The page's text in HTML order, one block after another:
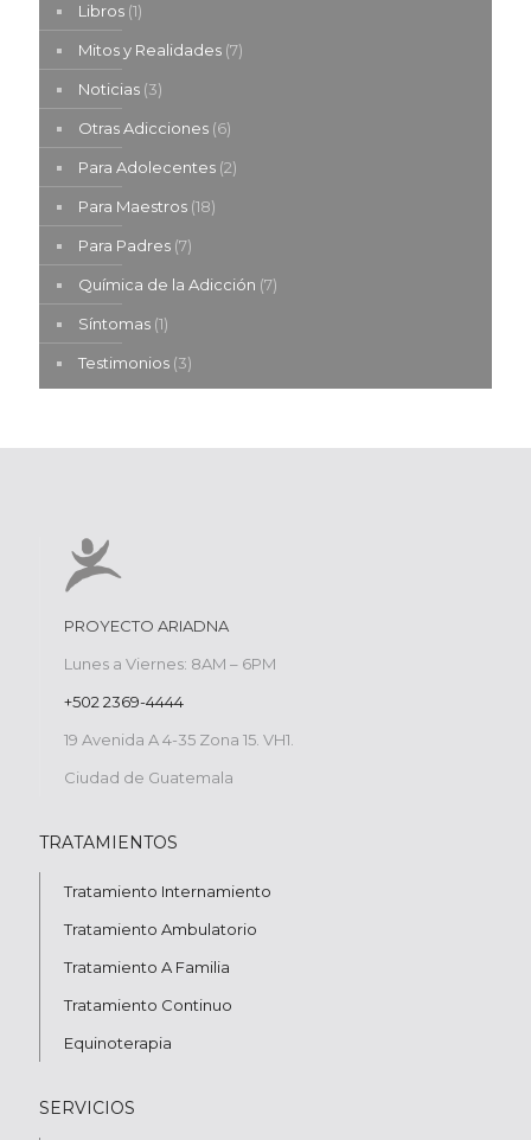
Libros (1)
Mitos y Realidades (7)
Noticias (3)
Otras Adicciones (6)
Para Adolecentes (2)
Para Maestros (18)
Para Padres (7)
Química de la Adicción (7)
Síntomas (1)
Testimonios (3)
PROYECTO ARIADNA
Lunes a Viernes: 8AM – 6PM
+502 2369-4444
19 Avenida A 4-35 Zona 15. VH1.
Ciudad de Guatemala
TRATAMIENTOS
Tratamiento Internamiento
Tratamiento Ambulatorio
Tratamiento A Familia
Tratamiento Continuo
Equinoterapia
SERVICIOS